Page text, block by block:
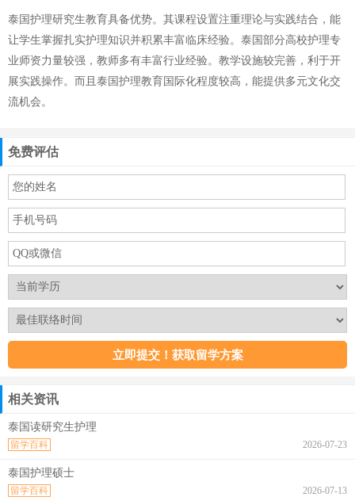
泰国护理研究生教育具备优势。其课程设置注重理论与实践结合，能
让学生掌握扎实护理知识并积累丰富临床经验。泰国部分高校护理专
业师资力量较强，教师多有丰富行业经验。教学设施较完善，利于开
展实践操作。而且泰国护理教育国际化程度较高，能提供多元文化交
流机会。
免费评估
相关资讯
泰国读研究生护理
2026-07-23
留学百科
泰国护理硕士
2026-07-13
留学百科